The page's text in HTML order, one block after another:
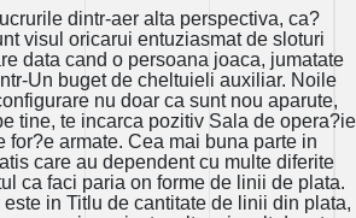
dintr-aer alta perspectiva, ca?
visul oricarui entuziasmat de sloturi
data cand o persoana joaca, jumatate
Un buget de cheltuieli auxiliar. Noile
nu doar ca sunt nou aparute,
tine, te incarca pozitiv Sala de opera?ie
for?e armate. Cea mai buna parte in
care au dependent cu multe diferite
ca faci paria on forme de linii de plata.
in Titlu de cantitate de linii din plata,